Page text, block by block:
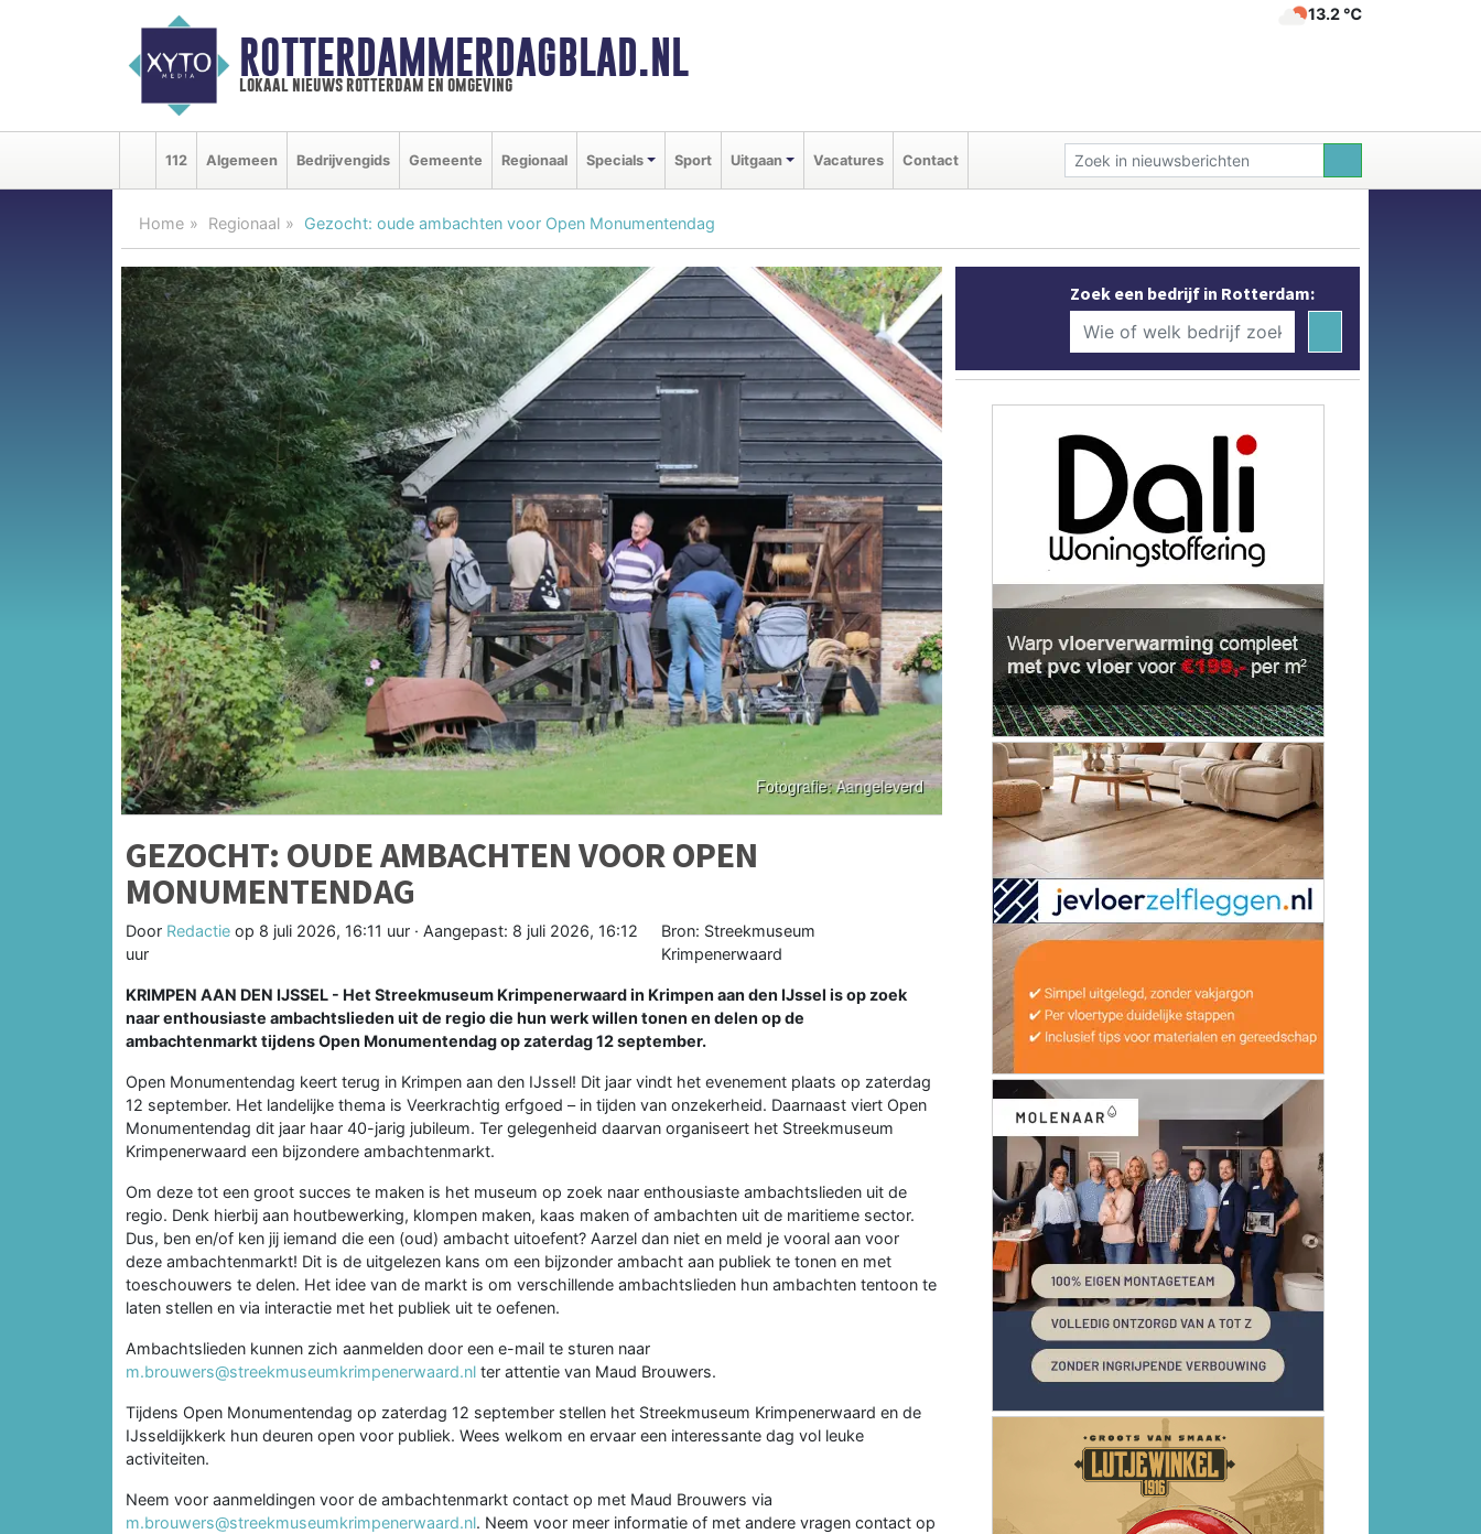
ROTTERDAMMERDAGBLAD.NL
lokaal nieuws rotterdam en omgeving
13.2 ℃
112 Algemeen Bedrijvengids Gemeente Regionaal Specials Sport Uitgaan Vacatures Contact
Home Regionaal Gezocht: oude ambachten voor Open Monumentendag
GEZOCHT: OUDE AMBACHTEN VOOR OPEN
MONUMENTENDAG
Door Redactie op 8 juli 2026, 16:11 uur · Aangepast: 8 juli 2026, 16:12
uur
Bron: Streekmuseum
Krimpenerwaard
KRIMPEN AAN DEN IJSSEL - Het Streekmuseum Krimpenerwaard in Krimpen aan den IJssel is op zoek
naar enthousiaste ambachtslieden uit de regio die hun werk willen tonen en delen op de
ambachtenmarkt tijdens Open Monumentendag op zaterdag 12 september.
Open Monumentendag keert terug in Krimpen aan den IJssel! Dit jaar vindt het evenement plaats op zaterdag
12 september. Het landelijke thema is Veerkrachtig erfgoed – in tijden van onzekerheid. Daarnaast viert Open
Monumentendag dit jaar haar 40-jarig jubileum. Ter gelegenheid daarvan organiseert het Streekmuseum
Krimpenerwaard een bijzondere ambachtenmarkt.
Om deze tot een groot succes te maken is het museum op zoek naar enthousiaste ambachtslieden uit de
regio. Denk hierbij aan houtbewerking, klompen maken, kaas maken of ambachten uit de maritieme sector.
Dus, ben en/of ken jij iemand die een (oud) ambacht uitoefent? Aarzel dan niet en meld je vooral aan voor
deze ambachtenmarkt! Dit is de uitgelezen kans om een bijzonder ambacht aan publiek te tonen en met
toeschouwers te delen. Het idee van de markt is om verschillende ambachtslieden hun ambachten tentoon te
laten stellen en via interactie met het publiek uit te oefenen.
Ambachtslieden kunnen zich aanmelden door een e-mail te sturen naar
m.brouwers@streekmuseumkrimpenerwaard.nl ter attentie van Maud Brouwers.
Tijdens Open Monumentendag op zaterdag 12 september stellen het Streekmuseum Krimpenerwaard en de
IJsseldijkkerk hun deuren open voor publiek. Wees welkom en ervaar een interessante dag vol leuke
activiteiten.
Neem voor aanmeldingen voor de ambachtenmarkt contact op met Maud Brouwers via
m.brouwers@streekmuseumkrimpenerwaard.nl. Neem voor meer informatie of met andere vragen contact op
Zoek een bedrijf in Rotterdam: